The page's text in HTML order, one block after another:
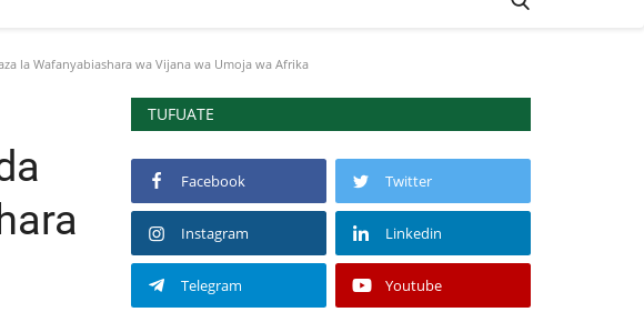
la Wafanyabiashara wa Vijana wa Umoja wa Afrika
TUFUATE
Facebook Twitter
Instagram Linkedin
Telegram Youtube